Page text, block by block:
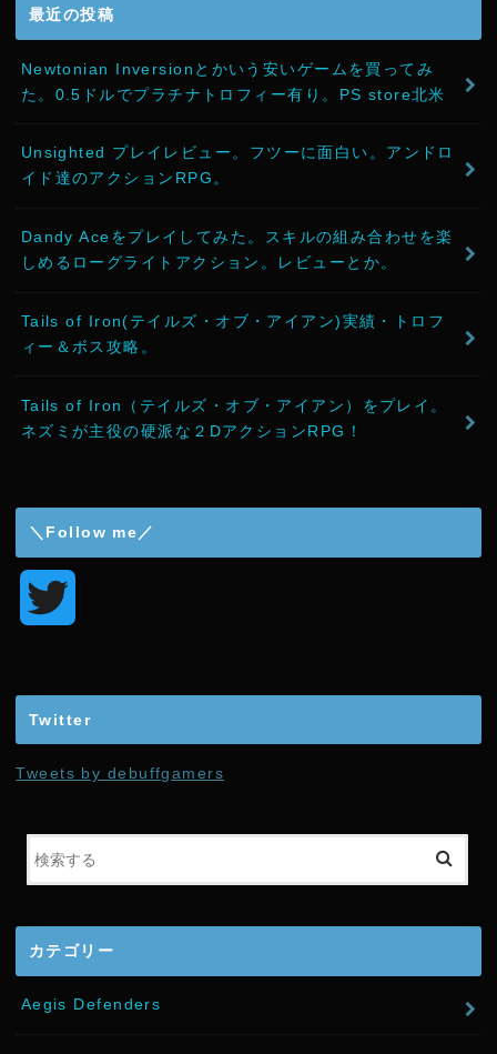
最近の投稿
Newtonian Inversionとかいう安いゲームを買ってみ
た。0.5ドルでプラチナトロフィー有り。PS store北米
Unsighted プレイレビュー。フツーに面白い。アンドロ
イド達のアクションRPG。
Dandy Aceをプレイしてみた。スキルの組み合わせを楽
しめるローグライトアクション。レビューとか。
Tails of Iron(テイルズ・オブ・アイアン)実績・トロフ
ィー＆ボス攻略。
Tails of Iron（テイルズ・オブ・アイアン）をプレイ。
ネズミが主役の硬派な２DアクションRPG！
＼Follow me／
r
Twitter
Tweets by debuffgamers
カテゴリー
Aegis Defenders